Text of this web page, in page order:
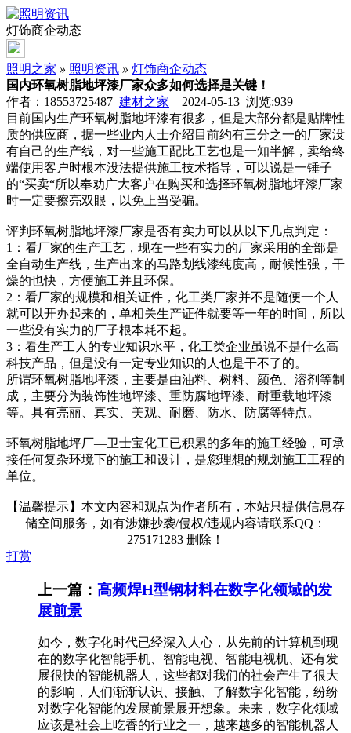
灯饰商企动态
照明之家 » 照明资讯 » 灯饰商企动态
国内环氧树脂地坪漆厂家众多如何选择是关键！
作者：18553725487 建材之家 2024-05-13 浏览:939
目前国内生产环氧树脂地坪漆有很多，但是大部分都是贴牌性
质的供应商，据一些业内人士介绍目前约有三分之一的厂家没
有自己的生产线，对一些施工配比工艺也是一知半解，卖给终
端使用客户时根本没法提供施工技术指导，可以说是一锤子
的“买卖“所以奉劝广大客户在购买和选择环氧树脂地坪漆厂家
时一定要擦亮双眼，以免上当受骗。
评判环氧树脂地坪漆厂家是否有实力可以从以下几点判定：
1：看厂家的生产工艺，现在一些有实力的厂家采用的全部是
全自动生产线，生产出来的马路划线漆纯度高，耐候性强，干
燥的也快，方便施工并且环保。
2：看厂家的规模和相关证件，化工类厂家并不是随便一个人
就可以开办起来的，单相关生产证件就要等一年的时间，所以
一些没有实力的厂子根本耗不起。
3：看生产工人的专业知识水平，化工类企业虽说不是什么高
科技产品，但是没有一定专业知识的人也是干不了的。
所谓环氧树脂地坪漆，主要是由油料、树料、颜色、溶剂等制
成，主要分为装饰性地坪漆、重防腐地坪漆、耐重载地坪漆
等。具有亮丽、真实、美观、耐磨、防水、防腐等特点。
环氧树脂地坪厂—卫士宝化工已积累的多年的施工经验，可承
接任何复杂环境下的施工和设计，是您理想的规划施工工程的
单位。
【温馨提示】本文内容和观点为作者所有，本站只提供信息存
储空间服务，如有涉嫌抄袭/侵权/违规内容请联系QQ：
275171283 删除！
打赏
上一篇： 高频焊H型钢材料在数字化领域的发
展前景
如今，数字化时代已经深入人心，从先前的计算机到现
在的数字化智能手机、智能电视、智能电视机、还有发
展很快的智能机器人，这些都对我们的社会产生了很大
的影响，人们渐渐认识、接触、了解数字化智能，纷纷
对数字化智能的发展前景展开想象。未来，数字化领域
应该是社会上吃香的行业之一，越来越多的智能机器人